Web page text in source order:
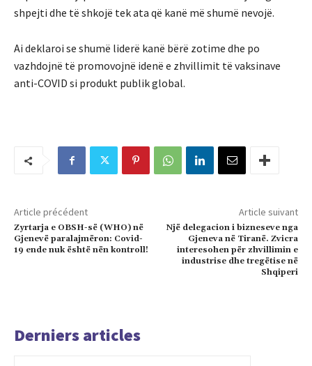
shpejti dhe të shkojë tek ata që kanë më shumë nevojë.
Ai deklaroi se shumë liderë kanë bërë zotime dhe po
vazhdojnë të promovojnë idenë e zhvillimit të vaksinave
anti-COVID si produkt publik global.
Article précédent
Zyrtarja e OBSH-së (WHO) në
Gjenevë paralajmëron: Covid-
19 ende nuk është nën kontroll!
Article suivant
Një delegacion i bizneseve nga
Gjeneva në Tiranë. Zvicra
interesohen për zhvillimin e
industrise dhe tregëtise në
Shqiperi
Derniers articles